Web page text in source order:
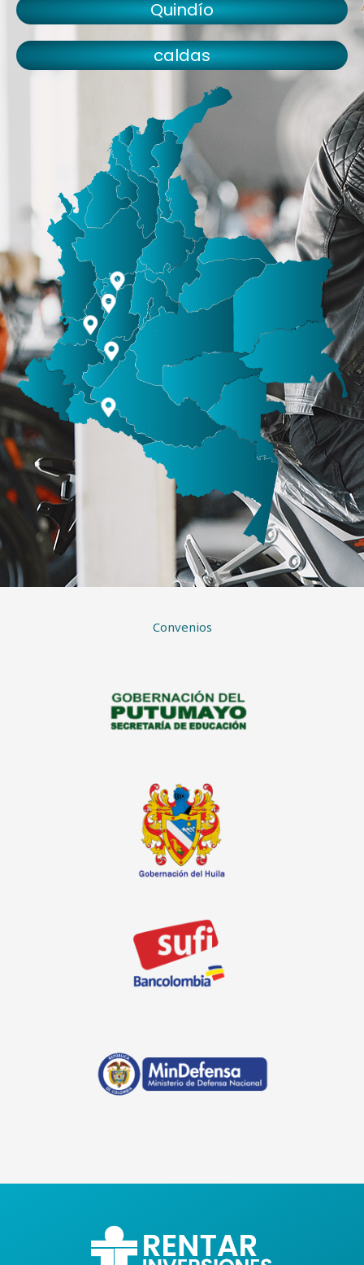
Quindío
caldas
Convenios